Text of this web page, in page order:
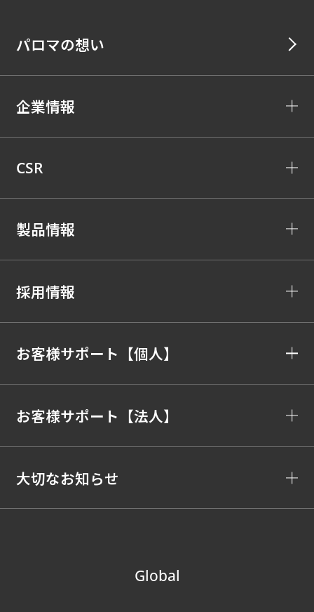
パロマの想い
企業情報
CSR
製品情報
採用情報
お客様サポート【個人】
お客様サポート【法人】
大切なお知らせ
Global